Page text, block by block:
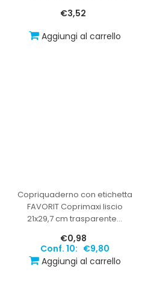
€3,52
Aggiungi al carrello
Copriquaderno con etichetta
FAVORIT Coprimaxi liscio
21x29,7 cm trasparente…
€0,98
Conf. 10: €9,80
Aggiungi al carrello